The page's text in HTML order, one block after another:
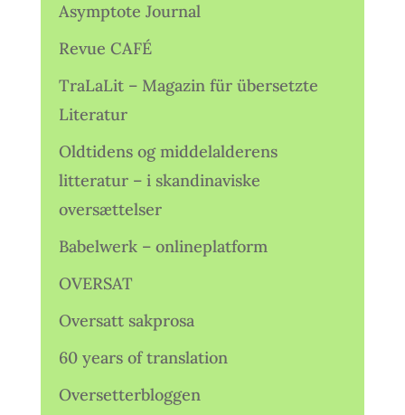
Asymptote Journal
Revue CAFÉ
TraLaLit – Magazin für übersetzte
Literatur
Oldtidens og middelalderens
litteratur – i skandinaviske
oversættelser
Babelwerk – onlineplatform
OVERSAT
Oversatt sakprosa
60 years of translation
Oversetterbloggen